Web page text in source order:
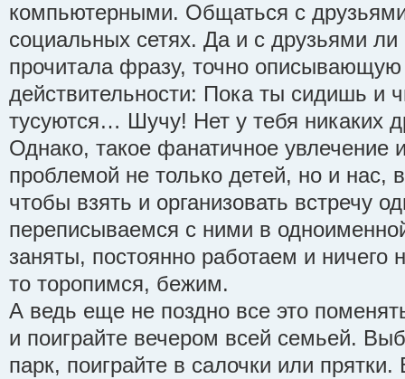
компьютерными. Общаться с
социальных сетях. Да и с друзьями
прочитала фразу, точно описывающую
действительности: Пока ты сидишь и
тусуются… Шучу! Нет у тебя никаких
Однако, такое фанатичное увлечение
проблемой не только детей, но и нас,
чтобы взять и организовать встречу
переписываемся с ними в
заняты, постоянно работаем и
то торопимся, бежим.
А ведь еще не поздно все это
и поиграйте вечером всей семьей.
парк, поиграйте в салочки или